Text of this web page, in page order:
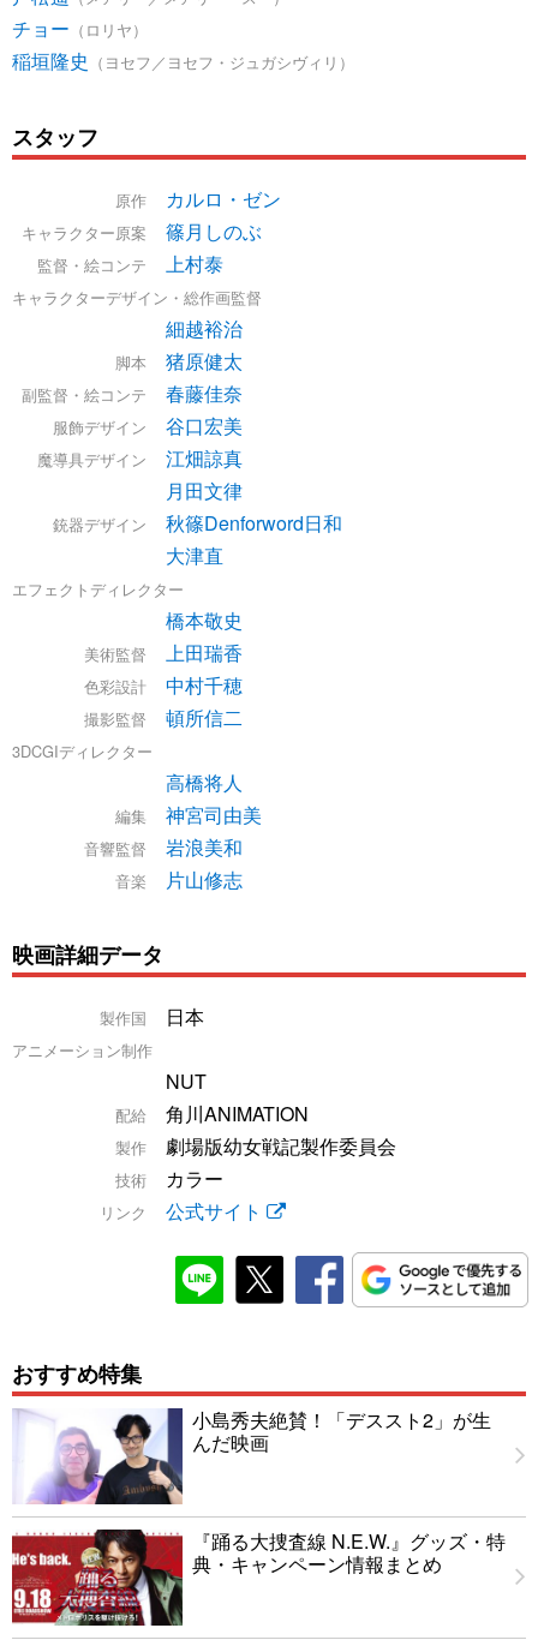
チョー （ロリヤ）
稲垣隆史 （ヨセフ／ヨセフ・ジュガシヴィリ）
スタッフ
原作 カルロ・ゼン
キャラクター原案 篠月しのぶ
監督・絵コンテ 上村泰
キャラクターデザイン・総作画監督
細越裕治
脚本 猪原健太
副監督・絵コンテ 春藤佳奈
服飾デザイン 谷口宏美
魔導具デザイン
江畑諒真
月田文律
銃器デザイン
秋篠Denforword日和
大津直
エフェクトディレクター
橋本敬史
美術監督 上田瑞香
色彩設計 中村千穂
撮影監督 頓所信二
3DCGIディレクター
高橋将人
編集 神宮司由美
音響監督 岩浪美和
音楽 片山修志
映画詳細データ
製作国 日本
アニメーション制作
NUT
配給 角川ANIMATION
製作 劇場版幼女戦記製作委員会
技術 カラー
リンク 公式サイト
おすすめ特集
小島秀夫絶賛！「デススト2」が生
んだ映画
『踊る大捜査線 N.E.W.』グッズ・特
典・キャンペーン情報まとめ